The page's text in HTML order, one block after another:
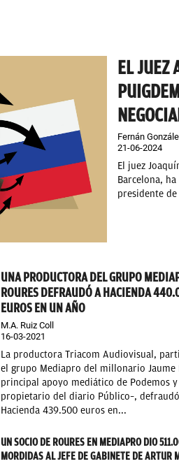
EL JUEZ
Fernán
21-06-2024
El juez
Barcelona,
presidente
UNA PRODUCTORA DEL GRUPO
ROURES DEFRAUDÓ A HACIENDA
EUROS EN UN AÑO
M.A. Ruiz Coll
16-03-2021
La productora Triacom Audiovisual,
el grupo Mediapro del millonario Jaume
principal apoyo mediático de Podemos y
propietario del diario Público–,
Hacienda 439.500 euros en...
UN SOCIO DE ROURES EN MEDIAPRO DIO
MORDIDAS AL JEFE DE GABINETE DE ARTUR